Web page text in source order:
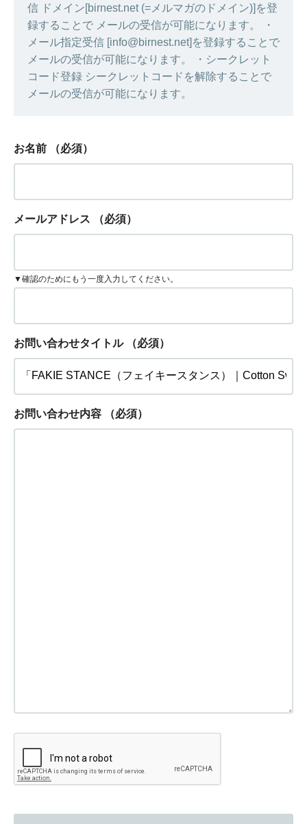
信 ドメイン[birnest.net (=メルマガのドメイン)]を登
録することで メールの受信が可能になります。 ・
メール指定受信 [info@birnest.net]を登録することで
メールの受信が可能になります。 ・シークレット
コード登録 シークレットコードを解除することで
メールの受信が可能になります。
お名前 （必須）
メールアドレス （必須）
▼確認のためにもう一度入力してください。
お問い合わせタイトル （必須）
お問い合わせ内容 （必須）